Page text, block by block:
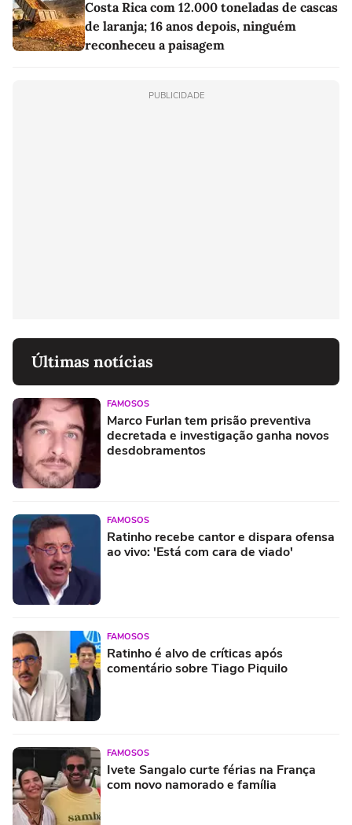
Costa Rica com 12.000 toneladas de cascas
de laranja; 16 anos depois, ninguém
reconheceu a paisagem
PUBLICIDADE
Últimas notícias
FAMOSOS
Marco Furlan tem prisão preventiva
decretada e investigação ganha novos
desdobramentos
FAMOSOS
Ratinho recebe cantor e dispara ofensa
ao vivo: 'Está com cara de viado'
FAMOSOS
Ratinho é alvo de críticas após
comentário sobre Tiago Piquilo
FAMOSOS
Ivete Sangalo curte férias na França
com novo namorado e família